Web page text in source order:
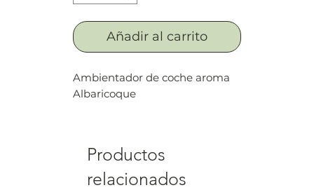
Añadir al carrito
Ambientador de coche aroma
Albaricoque
Productos
relacionados